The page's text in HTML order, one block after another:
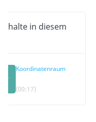
Inhalte in diesem
Koordinatenraum
(00:17)